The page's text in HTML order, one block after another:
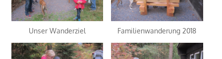
Unser Wanderziel Familienwanderung 2018